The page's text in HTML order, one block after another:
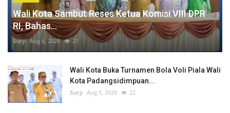
Wali Kota Sambut Reses Ketua Komisi VIII DPR
RI, Bahas...
Surji Aug 6, 2026 21
Wali Kota Buka Turnamen Bola Voli Piala Wali
Kota Padangsidimpuan...
Surji Aug 5, 2026 22